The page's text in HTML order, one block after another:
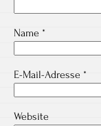
Name *
E-Mail-Adresse *
Website